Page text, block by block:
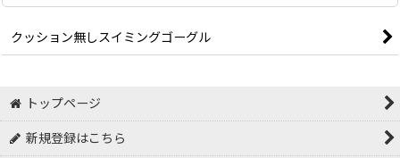
クッション無しスイミングゴーグル
トップページ
新規登録はこちら